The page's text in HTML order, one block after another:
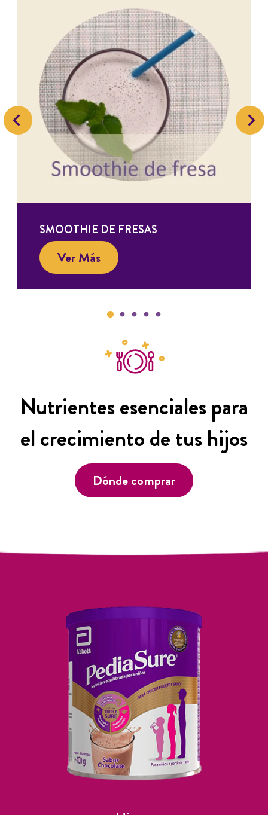
SMOOTHIE DE FRESAS
Ver Más
Nutrientes esenciales para
el crecimiento de tus hijos
Dónde comprar